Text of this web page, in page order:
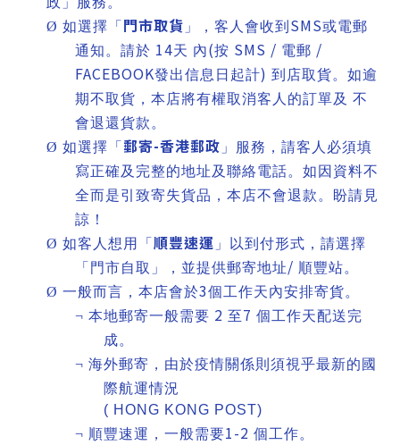
Ø 如選擇「 門市取貨 」，客人會收到 SMS或電郵
通知。請於 14天 內(按 SMS / 電郵 /
FACEBOOK發出信息日起計) 到店取貨。如逾
期不取貨，本店將有權取消客人的訂單及 不
會退還貨款。
Ø 如選擇「 郵寄-香港郵政 」服務，請客人必須填
寫正確及完整的地址及聯絡電話。如因資料不
全而是引致寄失貨品，本店不會退款。盼請見
諒！
Ø 如客人想用「 順豐速運 」以到付形式，請選擇
「門市自取」，並提供郵寄地址/ 順豐站。
Ø 一般而言，本店會於3個工作天內安排寄貨。
¬ 本地郵寄一般需要 2 至7 個工作天配送完
成。
¬ 海外郵寄，由於疫情關係則須視乎最新的國
際航運情況
( HONG KONG POST)
¬ 順豐速運，一般需要1-2 個工作。